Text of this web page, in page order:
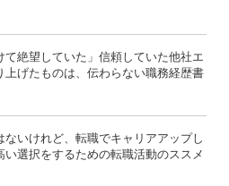
て絶望していた」信頼していた他社エ
上げたものは、伝わらない職務経歴書
ないけれど、転職でキャリアアップし
い選択をするための転職活動のススメ